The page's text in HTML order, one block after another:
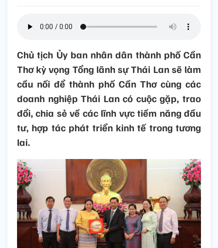
Chủ tịch Ủy ban nhân dân thành phố Cần
Thơ kỳ vọng Tổng lãnh sự Thái Lan sẽ làm
cầu nối để thành phố Cần Thơ cùng các
doanh nghiệp Thái Lan có cuộc gặp, trao
đổi, chia sẻ về các lĩnh vực tiềm năng đầu
tư, hợp tác phát triển kinh tế trong tương
lai.